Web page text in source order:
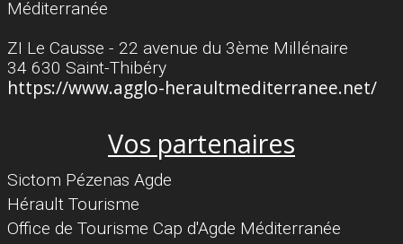
Méditerranée
ZI Le Causse - 22 avenue du 3ème Millénaire
34 630 Saint-Thibéry
https://www.agglo-heraultmediterranee.net/
Vos partenaires
Sictom Pézenas Agde
Hérault Tourisme
Office de Tourisme Cap d'Agde Méditerranée